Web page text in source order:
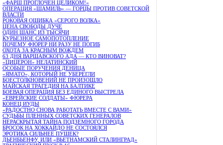
«ФАРШ ПРОГЛОЧЕН ЦЕЛИКОМ!»
ОПЕРАЦИЯ «ШАМИЛЬ» — ГОРЦЫ ПРОТИВ СОВЕТСКОЙ
ВЛАСТИ
РОКОВАЯ ОШИБКА «СЕРОГО ВОЛКА»
ЦЕНА СВОБОДЫ ДУЧЕ
ОДИН ШАНС ИЗ ТЫСЯЧИ
КУРЬЕЗНОЕ САМОПОТОПЛЕНИЕ
ПОЧЕМУ ФЮРЕР НИ РАЗУ НЕ ПОГИБ
ОХОТА ЗА КРАСНЫМ ВОЖДЕМ
63 ДНЯ ВАРШАВСКОГО АДА — КТО ВИНОВАТ?
«ЦИЦЕРОН» НЕЛАТИНСКИЙ
ОСОБЫЕ ПОРУЧЕНИЯ ДЕНИЦА
«ЯМАТО», КОТОРЫЙ НЕ УБЕРЕГЛИ
БОЕСТОЛКНОВЕНИЙ НЕ ПРОИЗОШЛО
МАЙСКАЯ ТРАГЕДИЯ НА БАЛТИКЕ
БОЕВАЯ ОПЕРАЦИЯ БЕЗ ЕДИНОГО ВЫСТРЕЛА
«ЕВРЕЙСКИЕ СОЛДАТЫ» ФЮРЕРА
КОНЕЦ ИУДЫ
«РАДОСТНО СНОВА РАБОТАТЬ ВМЕСТЕ С ВАМИ»
СУДЬБЫ ПЛЕННЫХ СОВЕТСКИХ ГЕНЕРАЛОВ
НЕРАСКРЫТАЯ ТАЙНА ПОДЗЕМНОГО ГОРОДА
БРОСОК НА ХОККАЙДО НЕ СОСТОЯЛСЯ
ЭРОТИКА СИЛЬНЕЕ ПУШЕК?
ДЬЕНБЬЕНФУ, ИЛИ «ВЬЕТНАМСКИЙ СТАЛИНГРАД»